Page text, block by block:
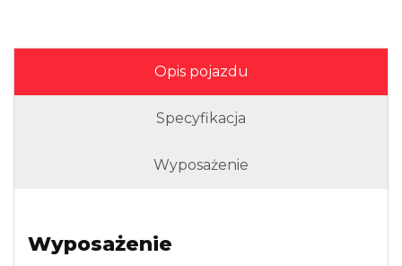
Opis pojazdu
Specyfikacja
Wyposażenie
Wyposażenie